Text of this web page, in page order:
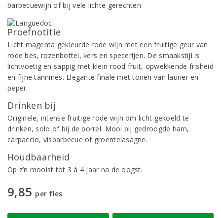
barbecuewijn of bij vele lichte gerechten
Proefnotitie
Licht magenta gekleurde rode wijn met een fruitige geur van
rode bes, rozenbottel, kers en specerijen. De smaakstijl is
lichtvoetig en sappig met klein rood fruit, opwekkende frisheid
en fijne tannines. Elegante finale met tonen van laurier en
peper.
Drinken bij
Originele, intense fruitige rode wijn om licht gekoeld te
drinken, solo of bij de borrel. Mooi bij gedroogde ham,
carpaccio, visbarbecue of groentelasagne.
Houdbaarheid
Op z’n mooist tot 3 à 4 jaar na de oogst.
9,85 per fles